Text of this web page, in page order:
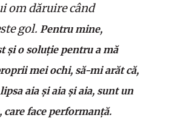
om dăruire când
gol. Pentru mine,
și o soluție pentru a mă
mei ochi, să-mi arăt că,
aia și aia și aia, sunt un
care face performanță.